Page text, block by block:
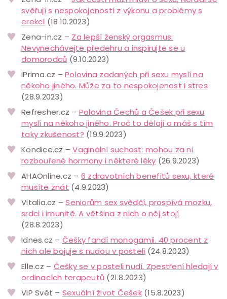
svěřují s nespokojeností z výkonu a problémy s
erekcí (18.10.2023)
Zena-in.cz – Za lepší ženský orgasmus:
Nevynechávejte předehru a inspirujte se u
domorodců (9.10.2023)
iPrima.cz – Polovina zadaných při sexu myslí na
někoho jiného. Může za to nespokojenost i stres
(28.9.2023)
Refresher.cz – Polovina Čechů a Češek při sexu
myslí na někoho jiného. Proč to dělají a máš s tím
taky zkušenost? (19.9.2023)
Kondice.cz –Vaginální suchost: mohou za ni
rozbouřené hormony i některé léky (26.9.2023)
AHAOnline.cz – 6 zdravotních benefitů sexu, které
musíte znát (4.9.2023)
Vitalia.cz –Seniorům sex svědčí, prospívá mozku,
srdci i imunitě. A většina z nich o něj stojí
(28.8.2023)
Idnes.cz – Češky fandí monogamii. 40 procent z
nich ale bojuje s nudou v posteli (24.8.2023)
Elle.cz – Češky se v posteli nudí. Zpestření hledají v
ordinacích terapeutů (21.8.2023)
VIP Svět – Sexuální život Češek(15.8.2023)